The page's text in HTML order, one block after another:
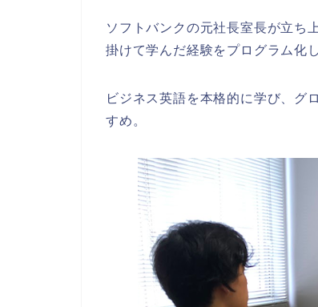
ソフトバンクの元社長室長が立ち
掛けて学んだ経験をプログラム化
ビジネス英語を本格的に学び、グ
すめ。